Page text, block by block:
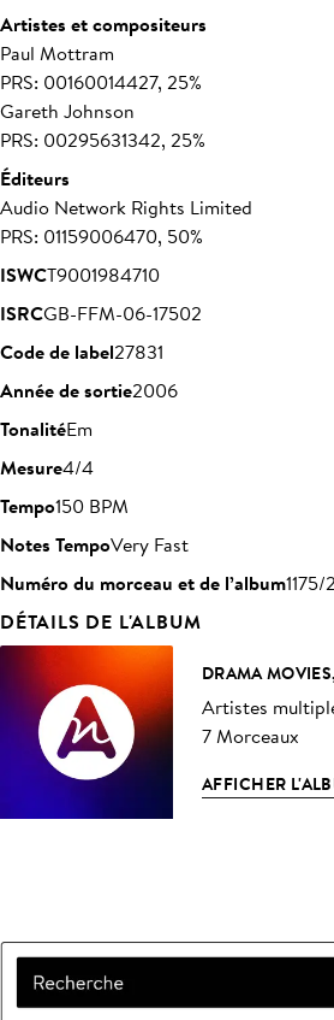
Artistes et compositeurs
Paul Mottram
PRS: 00160014427, 25%
Gareth Johnson
PRS: 00295631342, 25%
Éditeurs
Audio Network Rights Limited
PRS: 01159006470, 50%
ISWCT9001984710
ISRCGB-FFM-06-17502
Code de label27831
Année de sortie2006
TonalitéEm
Mesure4/4
Tempo150 BPM
Notes TempoVery Fast
Numéro du morceau et de l’album1175/2
DÉTAILS DE L'ALBUM
DRAMA
Artistes
7 Morceaux
AFFICHER